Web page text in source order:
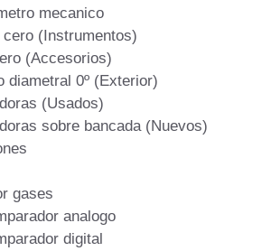
mecanico
cero (Instrumentos)
(Accesorios)
diametral 0º (Exterior)
(Usados)
sobre bancada (Nuevos)
gases
analogo
digital